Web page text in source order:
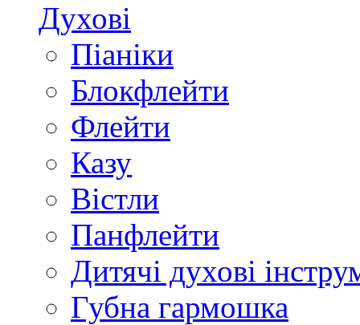
Духові
Піаніки
Блокфлейти
Флейти
Казу
Вістли
Панфлейти
Дитячі духові
Губна гармошка